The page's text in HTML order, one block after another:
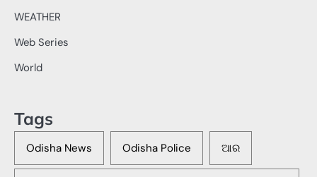
WEATHER
Web Series
World
Tags
Odisha News Odisha Police ଆର